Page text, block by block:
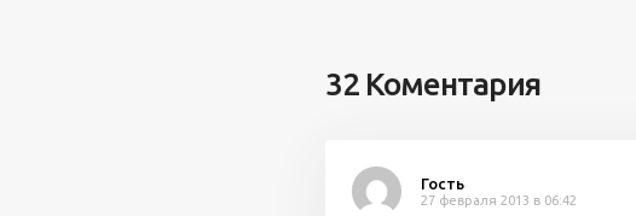
32 Коментария
Гость
27 февраля 2013 в 06:42